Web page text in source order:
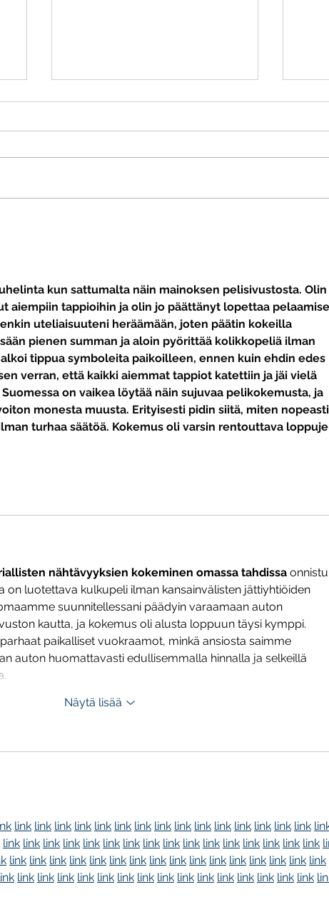
Kauden avaustilaisuus
Kauden 21-22 avaustilaisuus
kauden...
kun sattumalta näin mainoksen pelisivustosta. Olin
aiempiin tappioihin ja olin jo päättänyt lopettaa
uteliaisuuteni heräämään, joten päätin kokeilla
pienen summan ja aloin pyörittää kolikkopeliä ilman
tippua symboleita paikoilleen, ennen kuin ehdin edes
verran, että kaikki aiemmat tappiot katettiin ja jäi vielä
on vaikea löytää näin sujuvaa pelikokemusta, ja
monesta muusta. Erityisesti pidin siitä, miten nopeasti
turhaa säätöä. Kokemus oli varsin rentouttava
nähtävyyksien kokeminen omassa tahdissa
on luotettava kulkupeli ilman kansainvälisten jättiyhtiöiden
suunnitellessani päädyin varaamaan auton
kautta, ja kokemus oli alusta loppuun täysi kymppi.
paikalliset vuokraamot, minkä ansiosta saimme
auton huomattavasti edullisemmalla hinnalla ja selkeillä
Näytä lisää
link link link link link link link link link link link link link link link
link link link link link link link link link link link link link link link link
link link link link link link link link link link link link link link link link
link link link link link link link link link link link link link link link